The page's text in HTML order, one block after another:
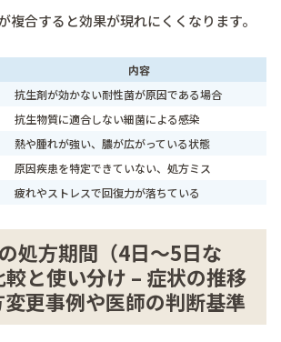
複合すると効果が現れにくくなります。
内容
抗生剤が効かない耐性菌が原因である場合
抗生物質に適合しない細菌による感染
熱や腫れが強い、膿が広がっている状態
原因疾患を特定できていない、処方ミス
疲れやストレスで回復力が落ちている
処方期間（4日～5日な
較と使い分け – 症状の推移
更事例や医師の判断基準